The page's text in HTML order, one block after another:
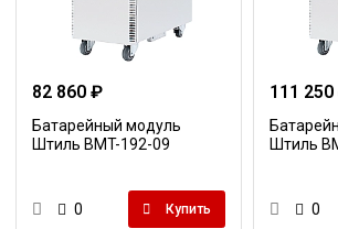
82 860 ₽
Батарейный модуль
Штиль BMT-192-09
0 Купить
111
Штиль
0